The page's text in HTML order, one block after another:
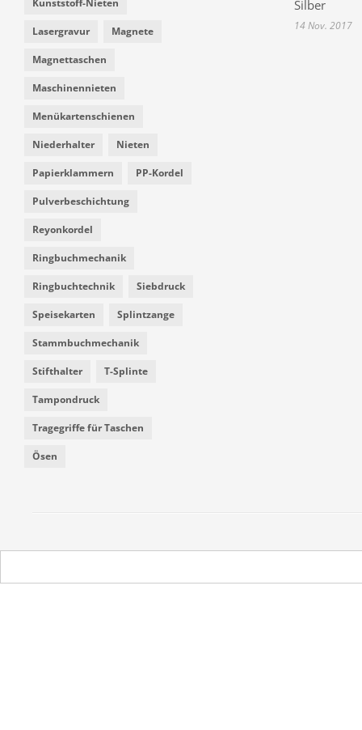
Kunststoff-Nieten
Lasergravur Magnete
Magnettaschen
Maschinennieten
Menükartenschienen
Niederhalter Nieten
Papierklammern PP-Kordel
Pulverbeschichtung
Reyonkordel
Ringbuchmechanik
Ringbuchtechnik Siebdruck
Speisekarten Splintzange
Stammbuchmechanik
Stifthalter T-Splinte
Tampondruck
Tragegriffe für Taschen
Ösen
Silber
14 Nov. 2017